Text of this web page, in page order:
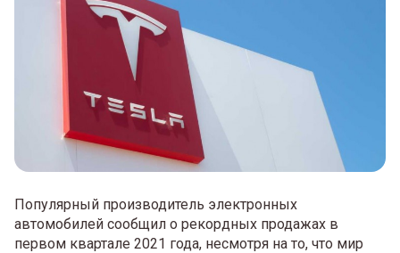
Популярный производитель электронных
автомобилей сообщил о рекордных продажах в
первом квартале 2021 года, несмотря на то, что мир